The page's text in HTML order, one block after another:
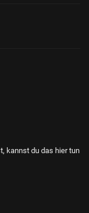
kannst du das hier tun